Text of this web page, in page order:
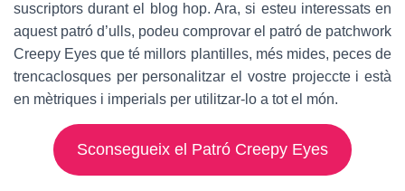
suscriptors durant el blog hop. Ara, si esteu interessats en
aquest patró d’ulls, podeu comprovar el patró de patchwork
Creepy Eyes que té millors plantilles, més mides, peces de
trencaclosques per personalitzar el vostre projeccte i està
en mètriques i imperials per utilitzar-lo a tot el món.
Sconsegueix el Patró Creepy Eyes